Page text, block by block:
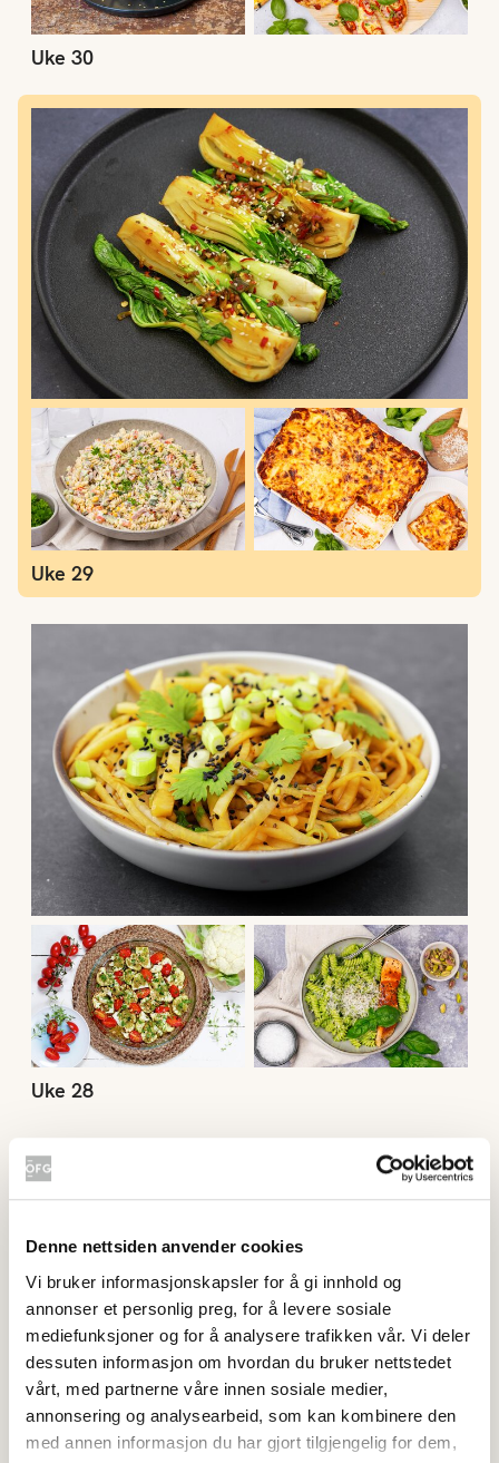
Denne nettsiden anvender cookies
Vi bruker informasjonskapsler for å gi innhold og
annonser et personlig preg, for å levere sosiale
mediefunksjoner og for å analysere trafikken vår. Vi deler
dessuten informasjon om hvordan du bruker nettstedet
vårt, med partnerne våre innen sosiale medier,
annonsering og analysearbeid, som kan kombinere den
med annen informasjon du har gjort tilgjengelig for dem,
Uke 30
Uke 29
Uke 29
Uke 28
Uke 28
Uke 27